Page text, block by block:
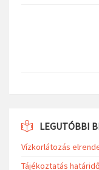
LEGUTÓBBI
Vízkorlátozás
Tájékoztatás